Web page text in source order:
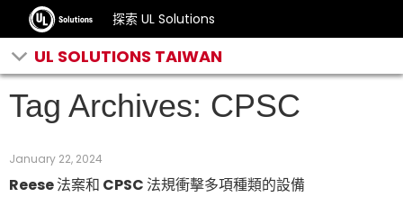
探索 UL Solutions
UL SOLUTIONS TAIWAN
Tag Archives: CPSC
January 22, 2024
Reese 法案和 CPSC 法規衝擊多項種類的設備